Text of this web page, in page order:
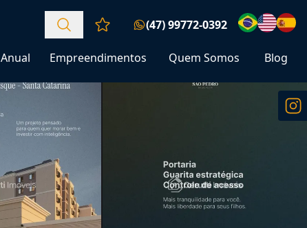
Favoritos (0 itens)
(47) 99772-0392
Anual Empreendimentos Quem Somos Blog